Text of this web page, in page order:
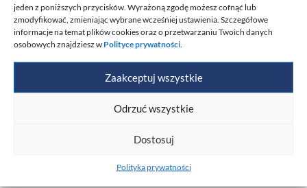
jeden z poniższych przycisków. Wyrażoną zgodę możesz cofnąć lub
zmodyfikować, zmieniając wybrane wcześniej ustawienia. Szczegółowe
informacje na temat plików cookies oraz o przetwarzaniu Twoich danych
osobowych znajdziesz w Polityce prywatności
Zaakceptuj wszystkie
Odrzuć wszystkie
Dostosuj
Polityka prywatności
Dyskusje na temat zarówno ram regulacyjnych,
jak i wytycznych wspierających przepisy, będą
kontynuowane w ramach dwóch między
sesyjnych grup roboczych ds. gazów
cieplarnianych ISWG22 i ISWG-GHG 23 przed
listopadowym posiedzeniem MEPC 85, podczas
dotyczące wszystkich projektów poprawek do